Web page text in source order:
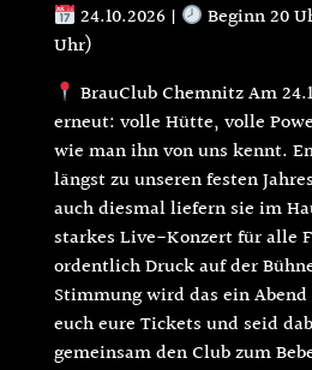
24.10.2026 |
Beginn 20
Uhr)
BrauClub Chemnitz Am
erneut: volle Hütte, volle
wie man ihn von uns kennt.
längst zu unseren festen
auch diesmal liefern sie im
starkes Live-Konzert für alle
ordentlich Druck auf der
Stimmung wird das ein
euch eure Tickets und seid
gemeinsam den Club zum